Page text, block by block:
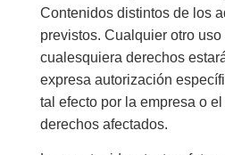
Contenidos distintos de los
previstos. Cualquier otro
cualesquiera derechos
expresa autorización
tal efecto por la empresa o
derechos afectados.